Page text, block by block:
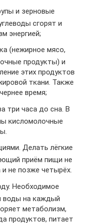
и зерновые
сгорят и
энергией;
(нежирное мясо,
продукты) и
этих продуктов
ткани. Также
время;
три часа до сна. В
кисломолочные
Делать лёгкие
приём пищи не
не позже четырёх.
Необходимое
воды на каждый
метаболизм,
продуктов, питает